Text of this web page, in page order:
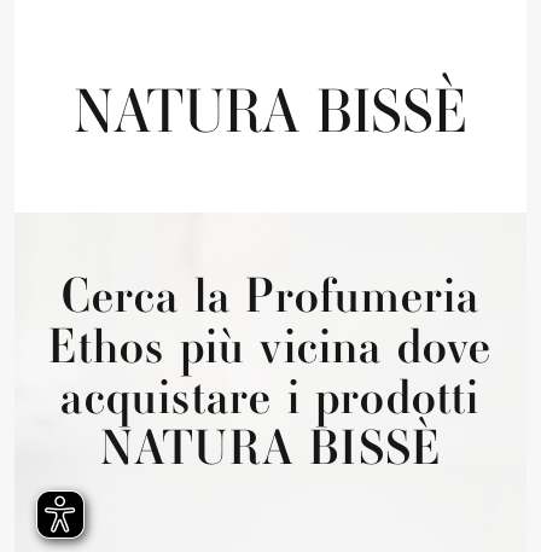
NATURA BISSÈ
Cerca la Profumeria
Ethos più vicina dove
acquistare i prodotti
NATURA BISSÈ